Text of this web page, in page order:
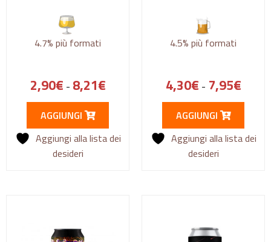
4.7% più formati
2,90€ - 8,21€
AGGIUNGI
Aggiungi alla lista dei
desideri
4.5% più formati
4,30€ - 7,95€
AGGIUNGI
Aggiungi alla lista dei
desideri